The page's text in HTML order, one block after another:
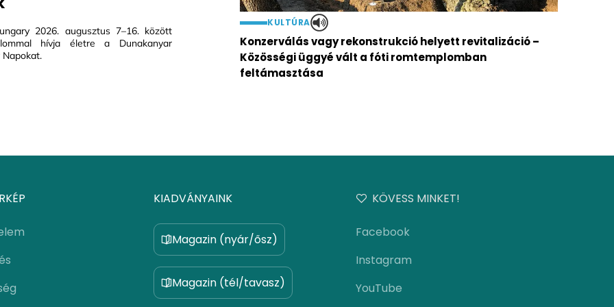
2026. augusztus 7–16. között
hívja életre a Dunakanyar
Napokat.
KULTÚRA
Konzerválás vagy rekonstrukció helyett revitalizáció –
Közösségi üggyé vált a fóti romtemplomban
feltámasztása
KIADVÁNYAINK
Magazin (nyár/ősz)
Magazin (tél/tavasz)
KÖVESS MINKET!
Facebook
Instagram
YouTube